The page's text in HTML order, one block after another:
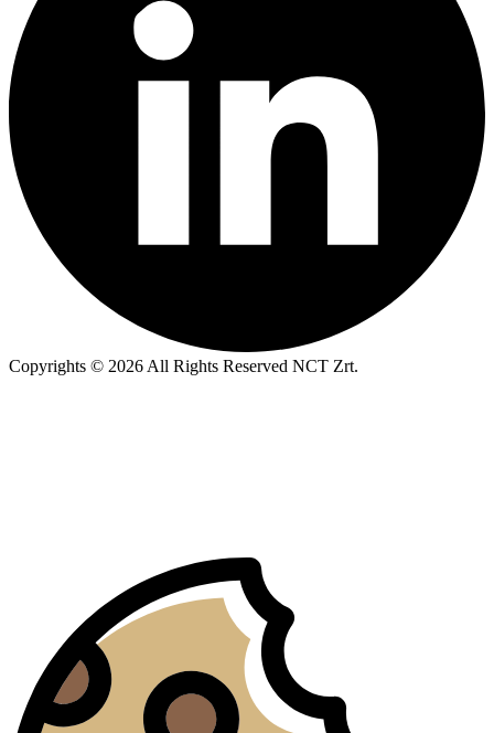
Copyrights © 2026 All Rights Reserved NCT Zrt.